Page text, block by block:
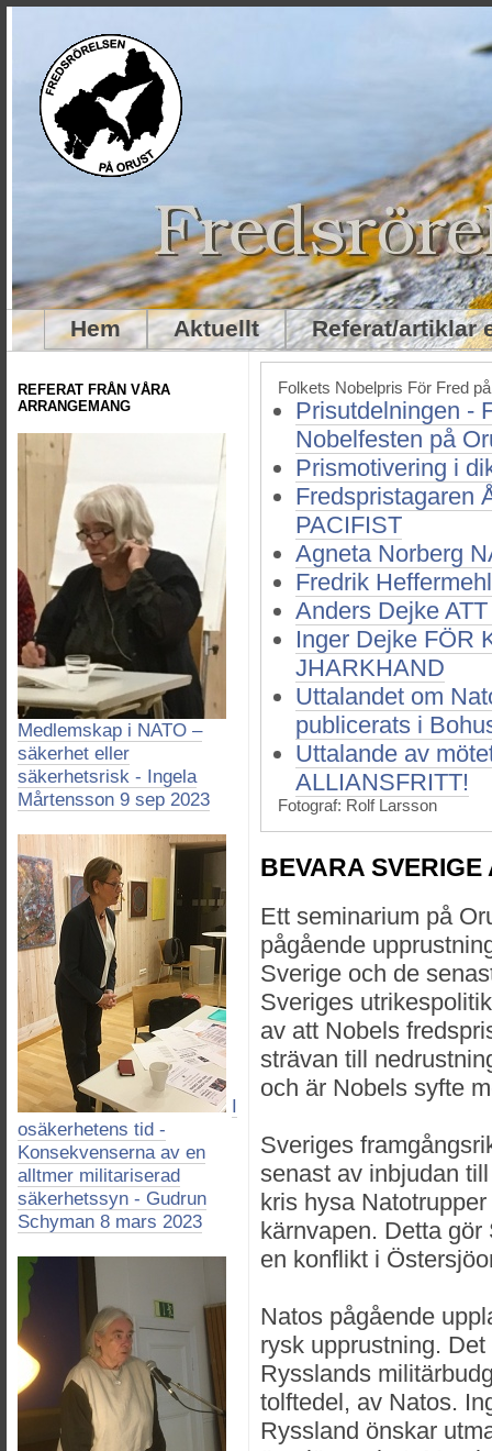
Hem Aktuellt Referat/
REFERAT FRÅN VÅRA
ARRANGEMANG
Medlemskap i NATO –
säkerhet eller
säkerhetsrisk - Ingela
Mårtensson 9 sep 2023
I
osäkerhetens tid -
Konsekvenserna av en
alltmer militariserad
säkerhetssyn - Gudrun
Schyman 8 mars 2023
Folkets Nobelpris För Fred
Prisutdelningen -
Nobelfesten på
Prismotivering i
Fredspristagaren
PACIFIST
Agneta Norberg
Fredrik
Anders Dejke
Inger Dejke FÖR
JHARKHAND
Uttalandet om
publicerats i
Uttalande av
ALLIANSFRITT!
Fotograf: Rolf Larsson
BEVARA
Ett seminarium på
pågående
Sverige och de
Sveriges
av att Nobels
strävan till
och är Nobels syfte
Sveriges
senast av inbjudan
kris hysa
kärnvapen. Detta
en konflikt i
Natos pågående
rysk upprustning.
Rysslands
tolftedel, av Natos.
Ryssland önskar